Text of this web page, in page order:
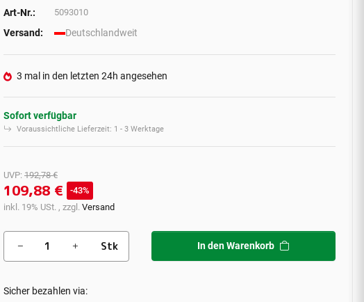
Art-Nr.: 5093010
Versand: Deutschlandweit
3 mal in den letzten 24h angesehen
Sofort verfügbar
Voraussichtliche Lieferzeit: 1 - 3 Werktage
UVP: 192,78 €
109,88 €
43%
inkl. 19% USt. , zzgl. Versand
Stk In den Warenkorb
Sicher bezahlen via: